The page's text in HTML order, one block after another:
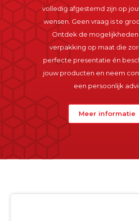
volledig afgestemd zijn op
wensen. Geen vraag is te
Ontdek de
verpakking op maat die
perfecte presentatie én
jouw producten en neem
een persoonlijk
Meer informatie